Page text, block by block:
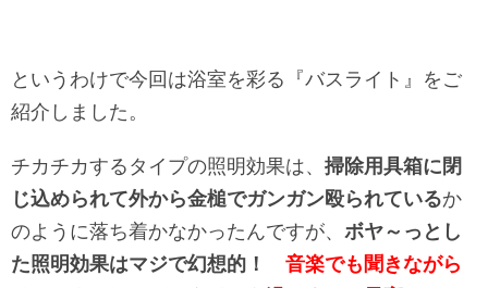
というわけで今回は浴室を彩る『バスライト』をご
紹介しました。
チカチカするタイプの照明効果は、 掃除用具箱に閉
じ込められて外から金槌でガンガン殴られているか
のように落ち着かなかったんですが、 ボヤ～っとし
た照明効果はマジで幻想的！
音楽でも聞きながら